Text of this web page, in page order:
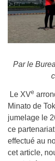
Par le
Le XVe
Minato de
jumelage le
ce
effectué au
cet article,